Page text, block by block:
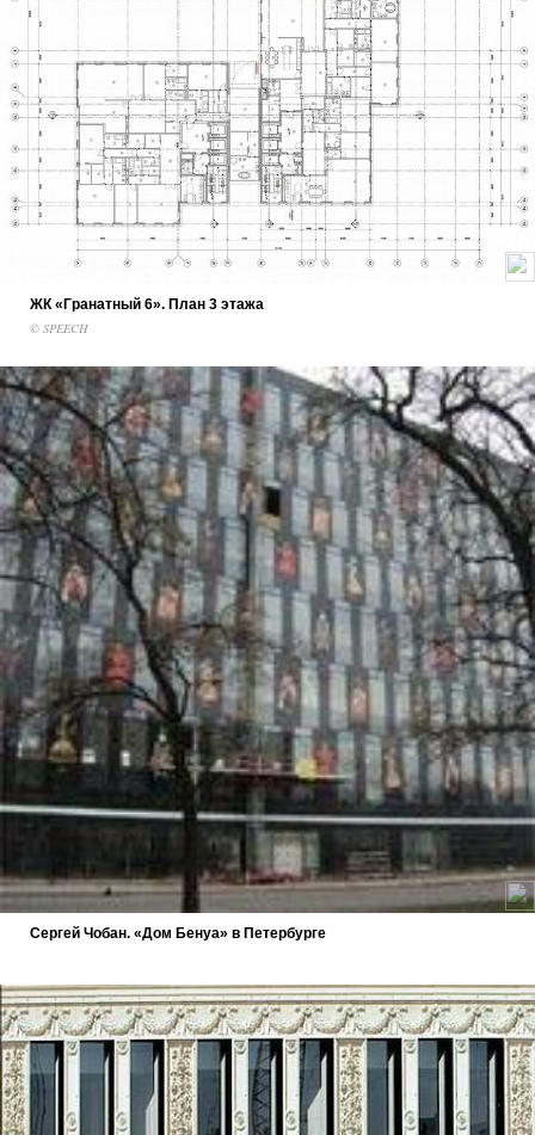
ЖК «Гранатный 6». План 3 этажа
© SPEECH
Сергей Чобан. «Дом Бенуа» в Петербурге